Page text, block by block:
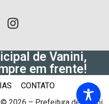
de Vanini,
em frente!
CONTATO
2026 – Prefeitura de Vanini